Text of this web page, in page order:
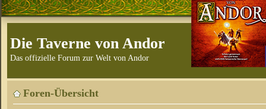
Die Taverne von Andor
Das offizielle Forum zur Welt von Andor
Foren-Übersicht